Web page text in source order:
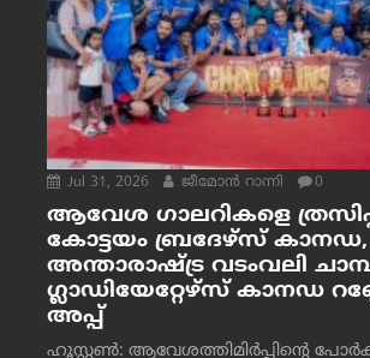
Jul 31, 2026 ജീമോന്‍ റാന്നി 0
ആവേശ ഗാലറികളെ
കോട്ടയം ബ്രദേഴ്‌സ് കാനഡ,
അന്താരാഷ്ട്ര വടംവലി
ഗ്ലാഡിയേറ്റേഴ്‌സ് കാനഡ
അപ്പ്
ഹൂസ്റ്റണ്‍: ആവേശത്തിമിര്‍പ്പിന്റെ